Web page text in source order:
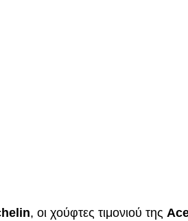
, οι χούφτες τιμονιού της